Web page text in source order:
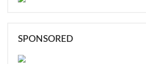
SPONSORED